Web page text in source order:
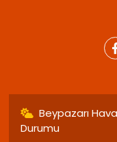
Beypazarı Hava
Durumu